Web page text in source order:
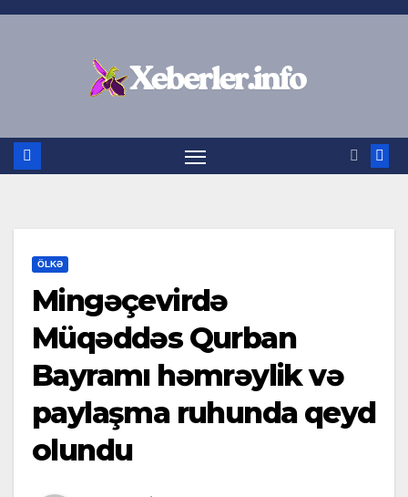
Skip
ÖLKƏ
Mingəçevirdə
Müqəddəs Qurban
Bayramı həmrəylik və
paylaşma ruhunda qeyd
olundu